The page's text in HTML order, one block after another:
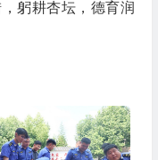
躬耕杏坛，德育润